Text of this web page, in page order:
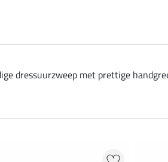
dressuurzweep met prettige